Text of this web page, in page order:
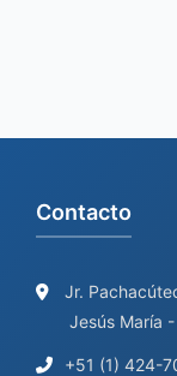
Contacto
Jr.
Jesús María
+51 (1) 424-